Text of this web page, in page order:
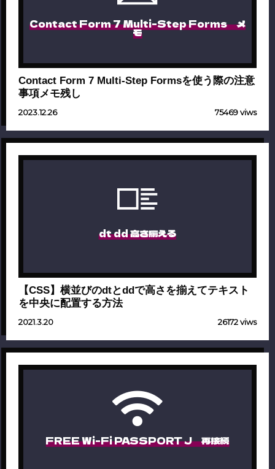
Contact Form 7 Multi-Step Forms メ
モ
Contact Form 7 Multi-Step Formsを使う際の注意
事項メモ残し
2023.12.26 75469 viws
dt dd 高さ揃える
【CSS】横並びのdtとddで高さを揃えてテキスト
を中央に配置する方法
2021.3.20 26172 viws
FREE Wi-Fi PASSPORT J 再接続